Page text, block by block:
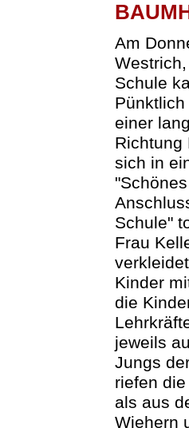
Am
Schule
einer
Richtung
sich in
Schule"
Frau
Kinder
die
jeweils
Jungs
riefen
als aus
Wiehern